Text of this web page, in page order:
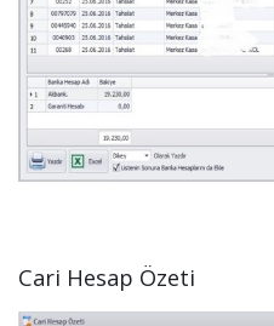
Cari Hesap Özeti